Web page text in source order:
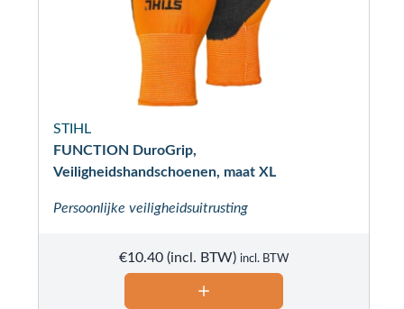
STIHL
FUNCTION DuroGrip,
Veiligheidshandschoenen, maat XL
Persoonlijke veiligheidsuitrusting
€10.40 incl. BTW